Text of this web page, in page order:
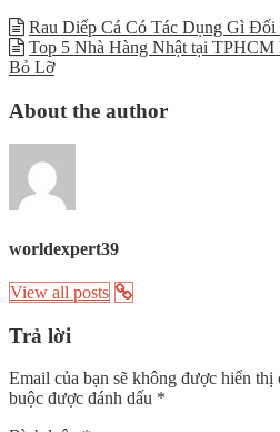
Rau Diếp Cá Có Tác Dụng Gì
Top 5 Nhà Hàng Nhật tại
Bỏ Lỡ
About the author
worldexpert39
View all posts
Trả lời
Email của bạn sẽ không được hiển thị
buộc được đánh dấu *